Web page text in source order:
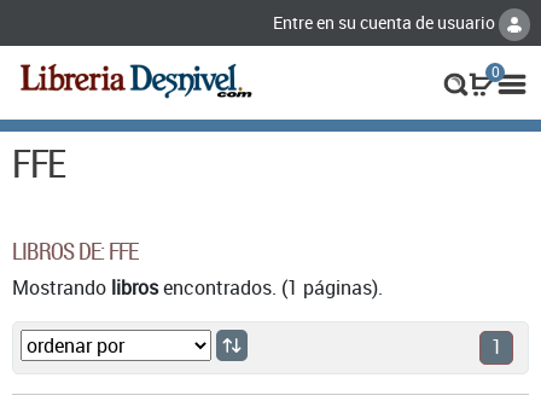
Entre en su cuenta de usuario
0
FFE
LIBROS DE: FFE
Mostrando librosencontrados. (1 páginas).
1